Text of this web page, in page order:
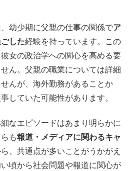
幼少期に父親の仕事の関係でア
した経験を持っています。この
女の政治学への関心を高める要
ん。父親の職業については詳細
んが、海外勤務があることか
していた可能性があります。
なエピソードはあまり明らかに
も報道・メディアに関わるキャ
、共通点が多いことがうかがえ
頃から社会問題や報道に関心が